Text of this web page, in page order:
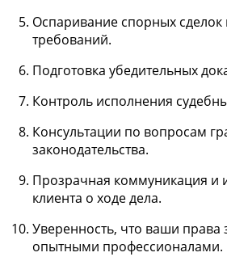
Оспаривание спорных
требований.
Подготовка убедительных
Контроль исполнения
Консультации по вопросам
законодательства.
Прозрачная коммуникация
клиента о ходе дела.
Уверенность, что ваши
опытными профессионалами.